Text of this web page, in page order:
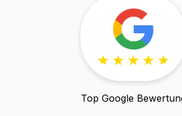
Top Google